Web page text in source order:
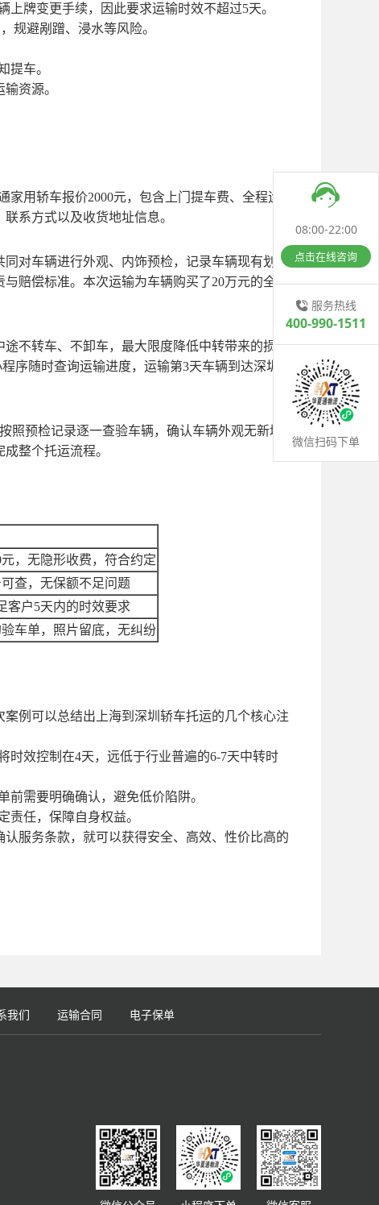
牌变更手续，因此要求运输时效不超过5天。
规避剐蹭、浸水等风险。
提车。
资源。
家用轿车报价2000元，包含上门提车费、全程运
系方式以及收货地址信息。
对车辆进行外观、内饰预检，记录车辆现有划
赔偿标准。本次运输为车辆购买了20万元的全额
不转车、不卸车，最大限度降低中转带来的损伤
程序随时查询运输进度，运输第3天车辆到达深圳
预检记录逐一查验车辆，确认车辆外观无新增
整个托运流程。
元，无隐形收费，符合约定
查，无保额不足问题
客户5天内的时效要求
车单，照片留底，无纠纷
例可以总结出上海到深圳轿车托运的几个核心注
时效控制在4天，远低于行业普遍的6-7天中转时
需要明确确认，避免低价陷阱。
任，保障自身权益。
服务条款，就可以获得安全、高效、性价比高的
我们 运输合同 电子保单
08:00-22:00
点击在线咨询
服务热线
400-990-1511
微信扫码下单